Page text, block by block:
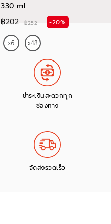
330 ml
฿202
฿252 -20%
ชำระเงินสะดวกทุก
ช่องทาง
จัดส่งรวดเร็ว